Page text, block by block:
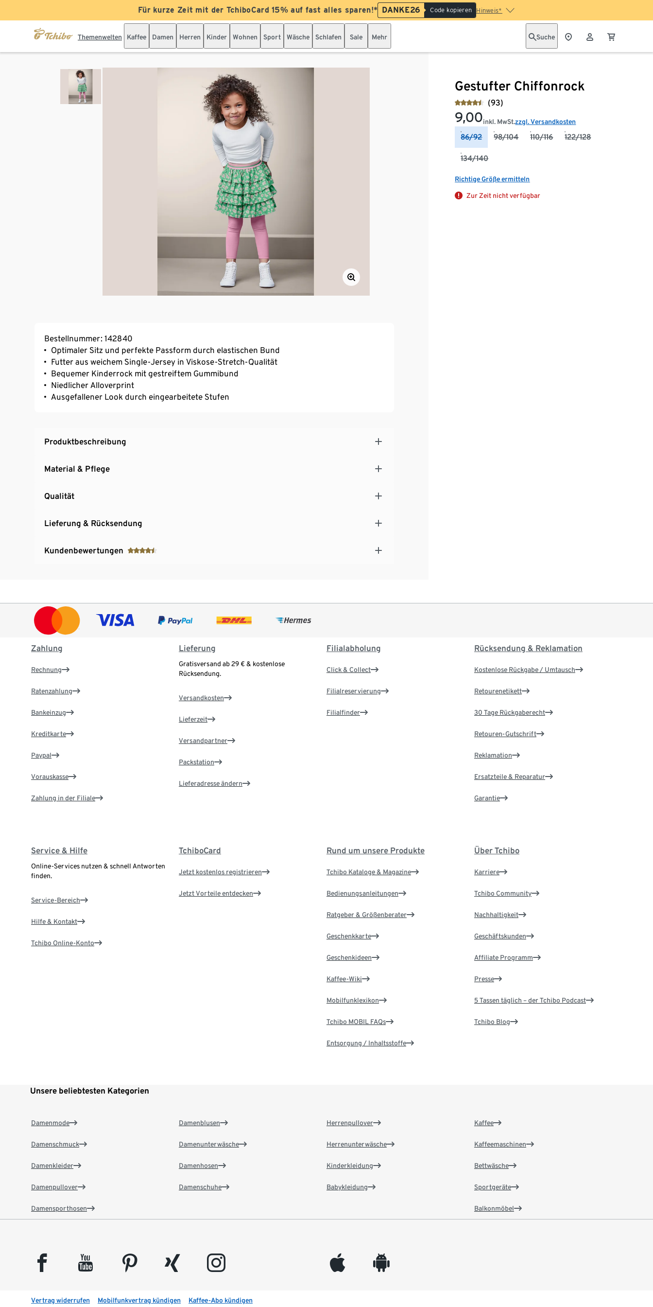
Für kurze Zeit mit der TchiboCard 15% auf fast alles sparen!* DANKE26 Code kopieren Hinweis*
Themenwelten Kaffee Damen Herren Kinder Wohnen Sport Wäsche Schlafen Sale Mehr Suche
Gestufter Chiffonrock
(93)
9,00inkl. MwSt.zzgl. Versandkosten
86/92 98/104 110/116 122/128
134/140
Richtige Größe ermitteln
Zur Zeit nicht verfügbar
Bestellnummer: 142840
Optimaler Sitz und perfekte Passform durch elastischen Bund
Futter aus weichem Single-Jersey in Viskose-Stretch-Qualität
Bequemer Kinderrock mit gestreiftem Gummibund
Niedlicher Alloverprint
Ausgefallener Look durch eingearbeitete Stufen
Produktbeschreibung
Material & Pflege
Qualität
Lieferung & Rücksendung
Kundenbewertungen
Zahlung
Rechnung
Ratenzahlung
Bankeinzug
Kreditkarte
Paypal
Vorauskasse
Zahlung in der Filiale
Lieferung
Gratisversand ab 29 € & kostenlose
Rücksendung.
Versandkosten
Lieferzeit
Versandpartner
Packstation
Lieferadresse ändern
Filialabholung
Click & Collect
Filialreservierung
Filialfinder
Rücksendung & Reklamation
Kostenlose Rückgabe / Umtausch
Retourenetikett
30 Tage Rückgaberecht
Retouren-Gutschrift
Reklamation
Ersatzteile & Reparatur
Garantie
Service & Hilfe
Online-Services nutzen & schnell Antworten
finden.
Service-Bereich
Hilfe & Kontakt
Tchibo Online-Konto
TchiboCard
Jetzt kostenlos registrieren
Jetzt Vorteile entdecken
Rund um unsere Produkte
Tchibo Kataloge & Magazine
Bedienungsanleitungen
Ratgeber & Größenberater
Geschenkkarte
Geschenkideen
Kaffee-Wiki
Mobilfunklexikon
Tchibo MOBIL FAQs
Entsorgung / Inhaltsstoffe
Über Tchibo
Karriere
Tchibo Community
Nachhaltigkeit
Geschäftskunden
Affiliate Programm
Presse
5 Tassen täglich – der Tchibo Podcast
Tchibo Blog
Unsere beliebtesten Kategorien
Damenmode
Damenschmuck
Damenkleider
Damenpullover
Damensporthosen
Damenblusen
Damenunterwäsche
Damenhosen
Damenschuhe
Herrenpullover
Herrenunterwäsche
Kinderkleidung
Babykleidung
Kaffee
Kaffeemaschinen
Bettwäsche
Sportgeräte
Balkonmöbel
facebook youtube pinterest xing instagram appleinc android
Vertrag widerrufen Mobilfunkvertrag kündigen Kaffee-Abo kündigen